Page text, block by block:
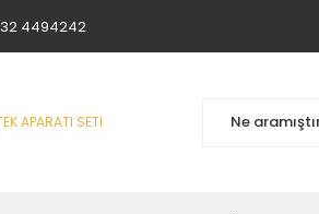
4494242